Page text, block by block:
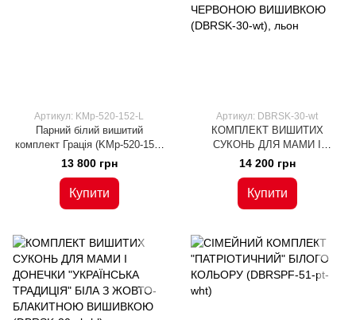
Артикул: KMр-520-152-L
Парний білий вишитий
комплект Грація (KMр-520-152-
L)
13 800 грн
Купити
Артикул: DBRSK-30-wt
КОМПЛЕКТ ВИШИТИХ
СУКОНЬ ДЛЯ МАМИ І
ДОНЕЧКИ "УКРАЇНСЬКА
ТРАДИЦІЯ" БІЛА З
ЧЕРВОНОЮ ВИШИВКОЮ
(DBRSK-30-wt), льон
14 200 грн
Купити